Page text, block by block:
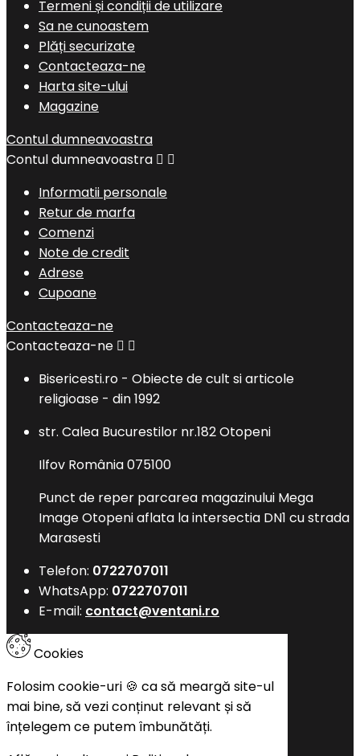
Termeni și condiții de utilizare
Sa ne cunoastem
Plăți securizate
Contacteaza-ne
Harta site-ului
Magazine
Contul dumneavoastra
Contul dumneavoastra  
Informatii personale
Retur de marfa
Comenzi
Note de credit
Adrese
Cupoane
Contacteaza-ne
Contacteaza-ne  
Bisericesti.ro - Obiecte de cult si articole
religioase - din 1992
str. Calea Bucurestilor nr.182 Otopeni
Ilfov România 075100
Punct de reper parcarea magazinului Mega
Image Otopeni aflata la intersectia DN1 cu strada
Marasesti
Telefon: 0722707011
WhatsApp: 0722707011
E-mail: contact@ventani.ro
Cookies
Folosim cookie-uri 🍪 ca să meargă site-ul
mai bine, să vezi conținut relevant și să
înțelegem ce putem îmbunătăți.